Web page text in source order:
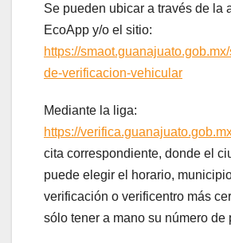
Se pueden ubicar a través de la
EcoApp y/o el sitio:
https://
de-verificacion-vehicular
Mediante la liga:
https://
cita correspondiente, donde el
puede elegir el horario,
verificación o verificentro más
sólo tener a mano su número de